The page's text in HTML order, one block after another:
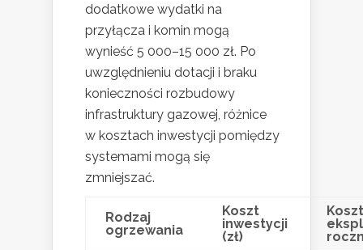
dodatkowe wydatki na
przyłącza i komin mogą
wynieść 5 000–15 000 zł. Po
uwzględnieniu dotacji i braku
konieczności rozbudowy
infrastruktury gazowej, różnice
w kosztach inwestycji pomiędzy
systemami mogą się
zmniejszać.
Rodzaj
ogrzewania
Koszt
inwestycji
(zł)